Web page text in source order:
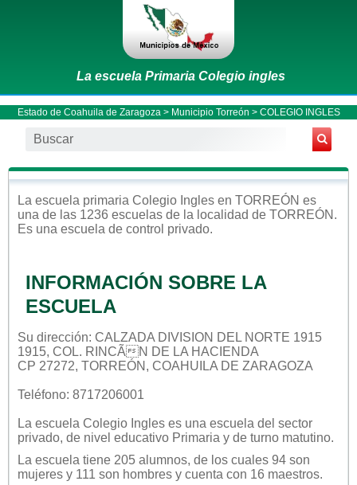
La escuela Primaria Colegio ingles
Estado de Coahuila de Zaragoza > Municipio Torreón > COLEGIO INGLES
La escuela primaria Colegio Ingles en TORREÓN es
una de las 1236 escuelas de la localidad de TORREÓN .
Es una escuela de control privado.
INFORMACIÓN SOBRE LA
ESCUELA
Su dirección: CALZADA DIVISION DEL NORTE 1915
1915, COL. RINCÃN DE LA HACIENDA
CP 27272, TORREÓN, COAHUILA DE ZARAGOZA
Teléfono: 8717206001
La escuela Colegio Ingles es una escuela del sector
privado, de nivel educativo Primaria y de turno matutino.
La escuela tiene 205 alumnos, de los cuales 94 son
mujeres y 111 son hombres y cuenta con 16 maestros.